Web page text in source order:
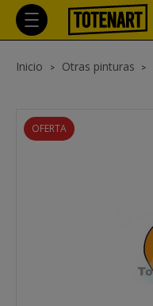
Inicio Otras pinturas
OFERTA